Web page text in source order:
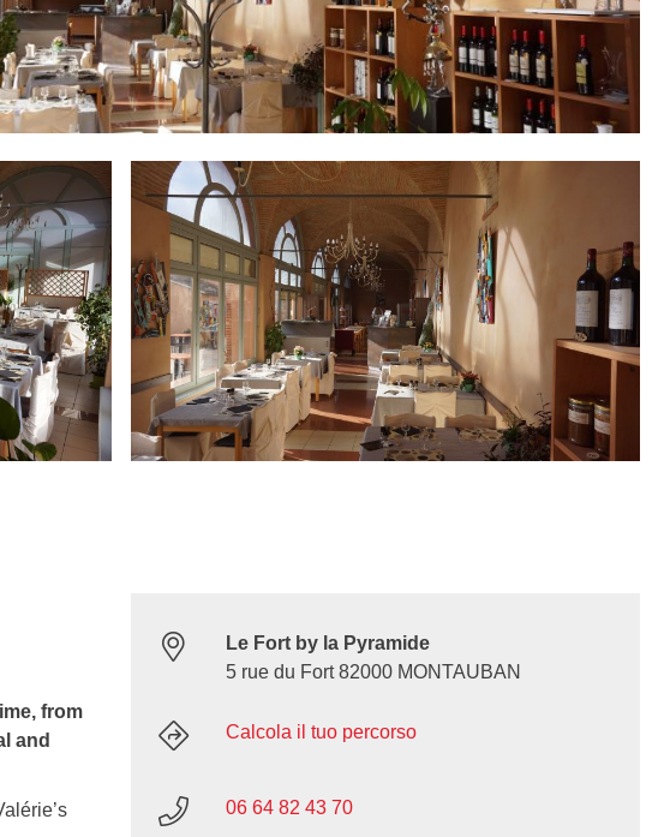
from
and
Le Fort by la Pyramide
5 rue du Fort 82000 MONTAUBAN
Calcola il tuo percorso
06 64 82 43 70